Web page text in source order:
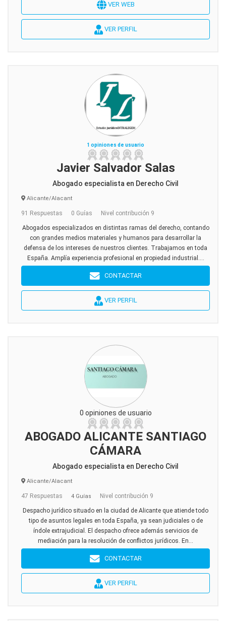
VER WEB
VER PERFIL
1 opiniones de usuario
Javier Salvador Salas
Abogado especialista en Derecho Civil
Alicante/Alacant
91 Respuestas 0 Guías Nivel contribución 9
Abogados especializados en distintas ramas del derecho, contando
con grandes medios materiales y humanos para desarrollar la
defensa de los intereses de nuestros clientes. Trabajamos en toda
España. Amplía experiencia profesional en propiedad industrial....
CONTACTAR
VER PERFIL
0 opiniones de usuario
ABOGADO ALICANTE SANTIAGO
CÁMARA
Abogado especialista en Derecho Civil
Alicante/Alacant
47 Respuestas 4 Guías Nivel contribución 9
Despacho jurídico situado en la ciudad de Alicante que atiende todo
tipo de asuntos legales en toda España, ya sean judiciales o de
índole extrajudicial. El despacho ofrece además servicios de
mediación para la resolución de conflictos jurídicos. En...
CONTACTAR
VER PERFIL